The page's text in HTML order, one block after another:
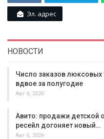
Эл. адрес
НОВОСТИ
Число заказов
вдвое за полугодие
Авг 6, 2026
Авито: продажи детской
ресейл догоняет новый…
Авг 6, 2026